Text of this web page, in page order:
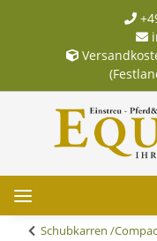
Schubkarren /